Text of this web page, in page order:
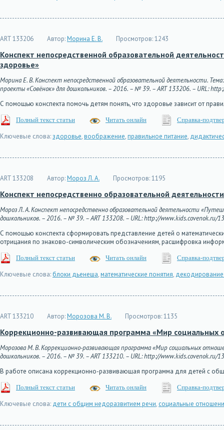
ART 133206 Автор:Морина Е. В. Просмотров:1243
Конспект непосредственной образовательной
здоровье»
Морина Е. В. Конспект непосредственной образовательной деятельности.
проекты «Совёнок» для дошкольников. – 2016. – № 39. – ART 133206. – URL:
С помощью конспекта помочь детям понять, что здоровье зависит от
Полный текст статьи Читать онлайн Справка-
Ключевые слова:здоровье,воображение,правильное питание,
ART 133208 Автор:Мороз Л. А. Просмотров:1195
Конспект непосредственно образовательной
Мороз Л. А. Конспект непосредственно образовательной деятельности
дошкольников. – 2016. – № 39. – ART 133208. – URL: http://www.kids.covenok.ru/
С помощью конспекта сформировать представление детей о
отрицания по знаково-символическим обозначениям, расшифровка
Полный текст статьи Читать онлайн Справка-
Ключевые слова:блоки дьенеша,математические понятия,
ART 133210 Автор:Морозова М. В. Просмотров:1135
Коррекционно-развивающая программа «Мир
Морозова М. В. Коррекционно-развивающая программа «Мир социальных
дошкольников. – 2016. – № 39. – ART 133210. – URL: http://www.kids.covenok.ru/
В работе описана коррекционно-развивающая программа для детей с
Полный текст статьи Читать онлайн Справка-
Ключевые слова: дети с общим недоразвитием речи, социальные